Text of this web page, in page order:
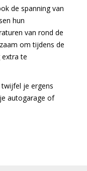
de spanning van
hun
van rond de
om tijdens de
extra te
je ergens
autogarage of